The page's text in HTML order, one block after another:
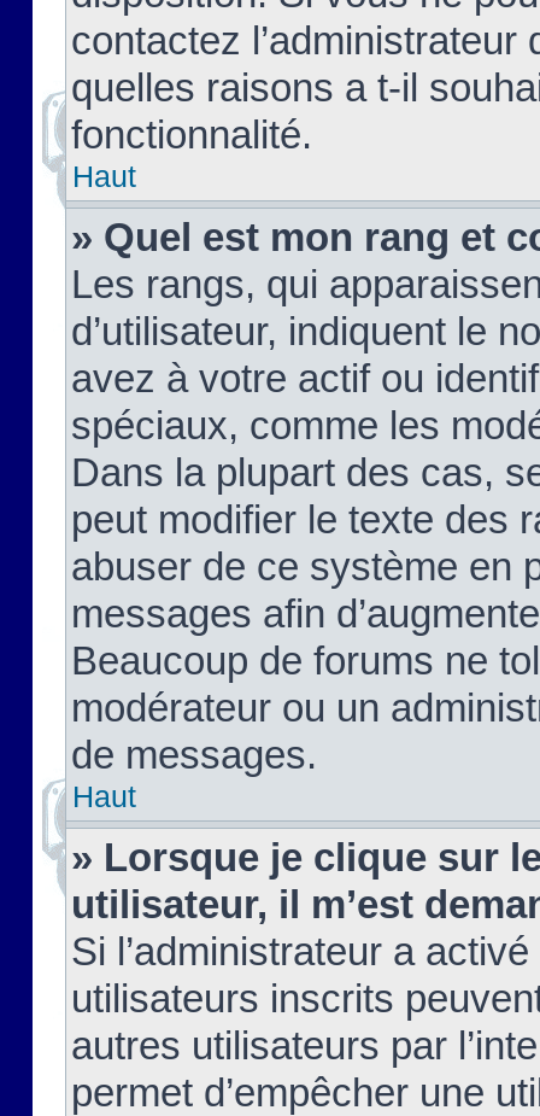
contactez
quelles raisons a t-il
fonctionnalité.
Haut
» Quel est mon rang et
Les rangs, qui
d’utilisateur, indiquent le
avez à votre actif ou
spéciaux, comme les
Dans la plupart des cas,
peut modifier le texte des
abuser de ce système en
messages afin
Beaucoup de forums ne
modérateur ou un
de messages.
Haut
» Lorsque je clique sur
utilisateur, il m’est
Si l’administrateur a
utilisateurs inscrits
autres utilisateurs par
permet d’empêcher une